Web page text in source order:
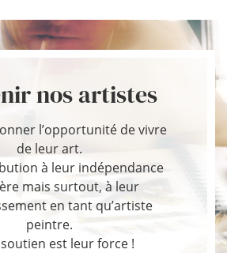
nos artistes
l’opportunité de vivre
de leur art.
à leur indépendance
mais surtout, à leur
en tant qu’artiste
peintre.
est leur force !